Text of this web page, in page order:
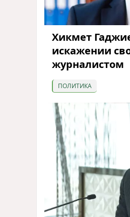
Хикмет
искажении
журналистом
ПОЛИТИКА